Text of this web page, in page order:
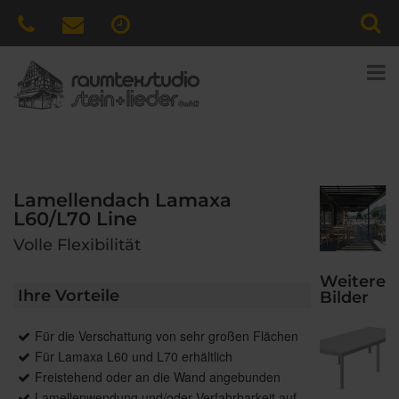
Lamellendach Lamaxa
L60/L70 Line
Volle Flexibilität
Ihre Vorteile
Für die Verschattung von sehr großen Flächen
Für Lamaxa L60 und L70 erhältlich
Freistehend oder an die Wand angebunden
Weitere
Bilder